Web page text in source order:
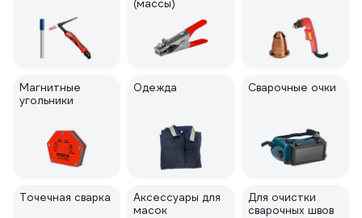
(массы)
Магнитные
угольники
Одежда Сварочные очки
Точечная сварка
Аксессуары для
масок
Для очистки
сварочных швов